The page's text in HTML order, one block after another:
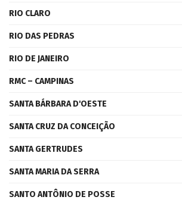
RIO CLARO
RIO DAS PEDRAS
RIO DE JANEIRO
RMC – CAMPINAS
SANTA BÁRBARA D'OESTE
SANTA CRUZ DA CONCEIÇÃO
SANTA GERTRUDES
SANTA MARIA DA SERRA
SANTO ANTÔNIO DE POSSE